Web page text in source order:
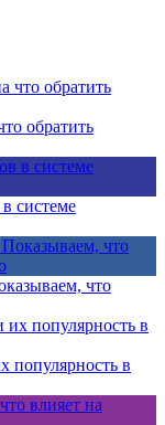
обратить
системе
что
популярность в